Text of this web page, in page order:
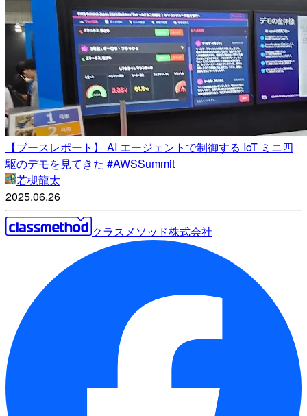
【ブースレポート】 AI エージェントで制御する IoT ミニ四
駆のデモを見てきた #AWSSummit
若槻龍太
2025.06.26
クラスメソッド株式会社